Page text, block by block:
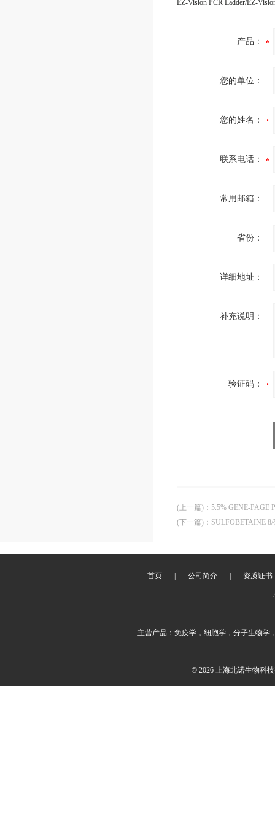
产品：
您的单位：
您的姓名：
联系电话：
常用邮箱：
省份：
详细地址：
补充说明：
验证码：
(上一篇) ： 5.5% GENE-PAGE
(下一篇) ： SULFOBETAINE
首页 公司简介 资质证书
主营产品：免疫学，细胞学，分子生物学
© 2026 上海北诺生物科